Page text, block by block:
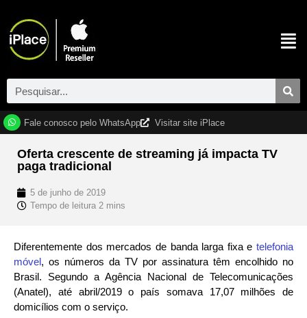
Fale conosco pelo WhatsApp Visitar site iPlace
Oferta crescente de streaming já impacta TV
paga tradicional
5 de junho de 2019
Diferentemente dos mercados de banda larga fixa e telefonia
móvel, os números da TV por assinatura têm encolhido no
Brasil. Segundo a Agência Nacional de Telecomunicações
(Anatel), até abril/2019 o país somava 17,07 milhões de
domicílios com o serviço.